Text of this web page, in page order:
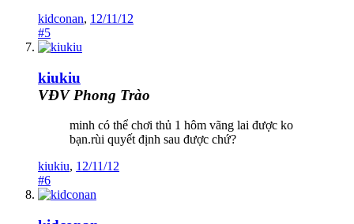
kidconan, 12/11/12
#5
kiukiu
VĐV Phong Trào
minh có thể chơi thủ 1 hôm vãng lai được ko
bạn.rùi quyết định sau được chứ?
kiukiu, 12/11/12
#6